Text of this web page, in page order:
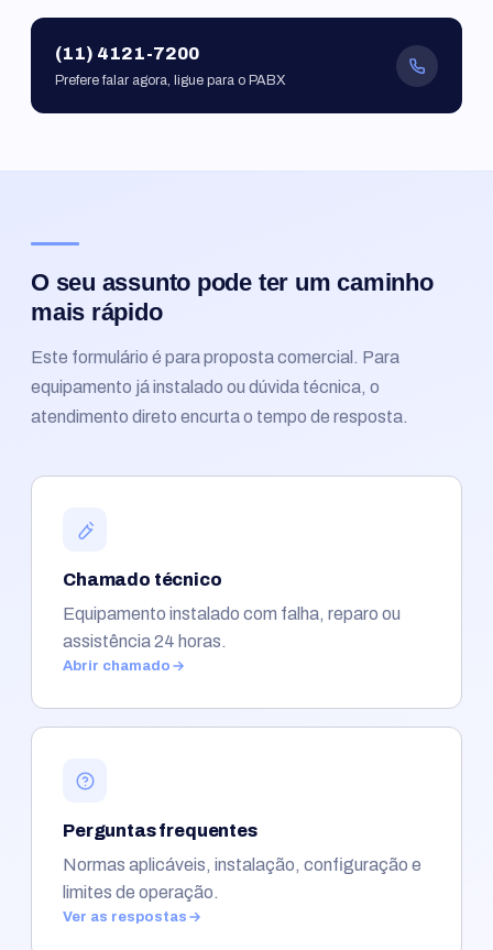
(11) 4121-7200
Prefere falar agora, ligue para o PABX
O seu assunto pode ter um caminho
mais rápido
Este formulário é para proposta comercial. Para
equipamento já instalado ou dúvida técnica, o
atendimento direto encurta o tempo de resposta.
Chamado técnico
Equipamento instalado com falha, reparo ou
assistência 24 horas.
Abrir chamado
Perguntas frequentes
Normas aplicáveis, instalação, configuração e
limites de operação.
Ver as respostas